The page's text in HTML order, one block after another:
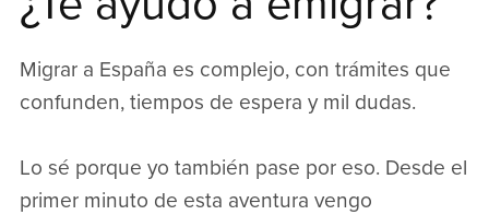
Migrar a España es complejo, con trámites que
confunden, tiempos de espera y mil dudas.
Lo sé porque yo también pase por eso. Desde el
primer minuto de esta aventura vengo